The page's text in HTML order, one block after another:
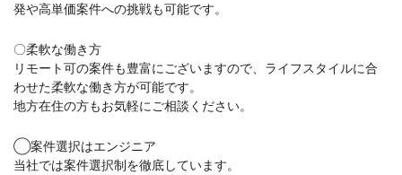
発や高単価案件への挑戦も可能です。
〇柔軟な働き方
リモート可の案件も豊富にございますので、ライフスタイルに合
わせた柔軟な働き方が可能です。
地方在住の方もお気軽にご相談ください。
◯案件選択はエンジニア
当社では案件選択制を徹底しています。